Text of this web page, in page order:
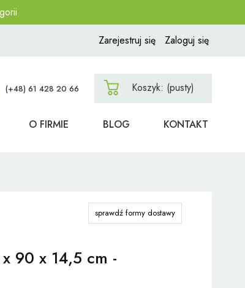
Zarejestruj się
Zaloguj się
Koszyk: (pusty)
O FIRMIE BLOG KONTAKT
90 x 14,5 cm -
sprawdź formy dostawy